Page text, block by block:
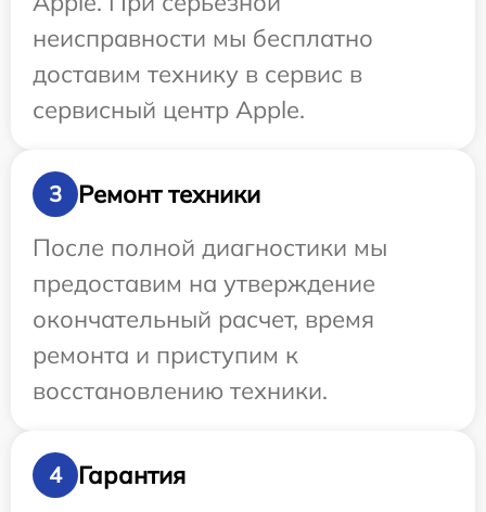
неисправности мы бесплатно
доставим технику в сервис в
сервисный центр Apple.
3
Ремонт техники
После полной диагностики мы
предоставим на утверждение
окончательный расчет, время
ремонта и приступим к
восстановлению техники.
4
Гарантия